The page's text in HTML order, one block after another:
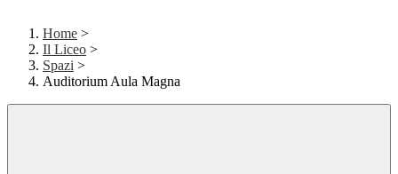
Home >
Il Liceo >
Spazi >
Auditorium Aula Magna